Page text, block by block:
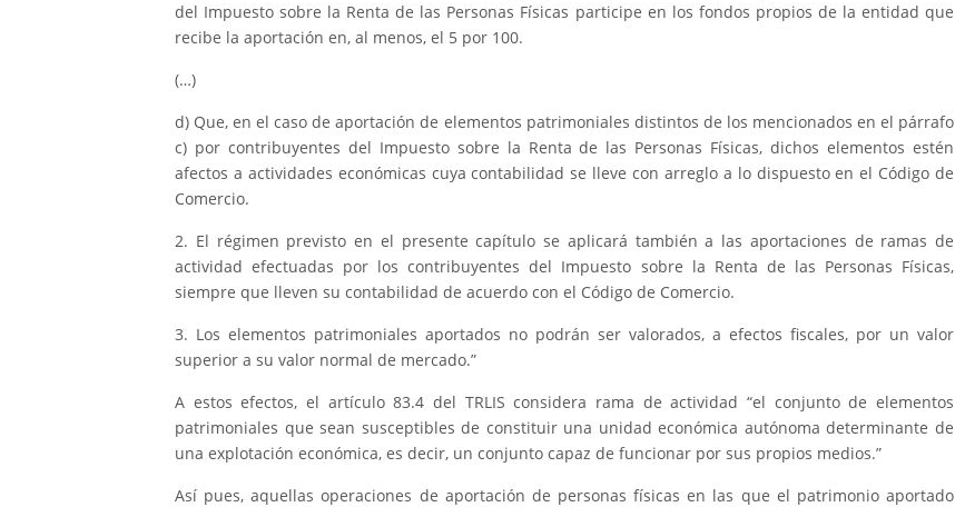
del Impuesto sobre la Renta de las Personas Físicas participe en los fondos propios de la entidad que
recibe la aportación en, al menos, el 5 por 100.
(…)
d) Que, en el caso de aportación de elementos patrimoniales distintos de los mencionados en el párrafo
c) por contribuyentes del Impuesto sobre la Renta de las Personas Físicas, dichos elementos estén
afectos a actividades económicas cuya contabilidad se lleve con arreglo a lo dispuesto en el Código de
Comercio.
2. El régimen previsto en el presente capítulo se aplicará también a las aportaciones de ramas de
actividad efectuadas por los contribuyentes del Impuesto sobre la Renta de las Personas Físicas,
siempre que lleven su contabilidad de acuerdo con el Código de Comercio.
3. Los elementos patrimoniales aportados no podrán ser valorados, a efectos fiscales, por un valor
superior a su valor normal de mercado.”
A estos efectos, el artículo 83.4 del TRLIS considera rama de actividad “el conjunto de elementos
patrimoniales que sean susceptibles de constituir una unidad económica autónoma determinante de
una explotación económica, es decir, un conjunto capaz de funcionar por sus propios medios.”
Así pues, aquellas operaciones de aportación de personas físicas en las que el patrimonio aportado